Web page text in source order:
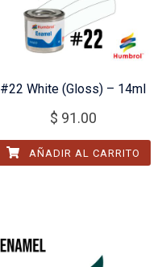
#22 White (Gloss) – 14ml
$ 91.00
AÑADIR AL CARRITO